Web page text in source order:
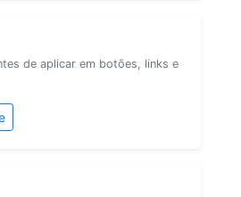
de aplicar em botões, links e